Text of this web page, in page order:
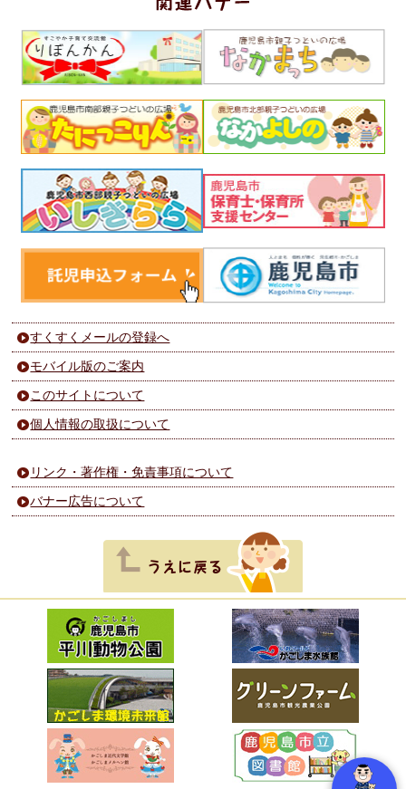
すくすくメールの登録へ
モバイル版のご案内
このサイトについて
個人情報の取扱について
リンク・著作権・免責事項について
バナー広告について